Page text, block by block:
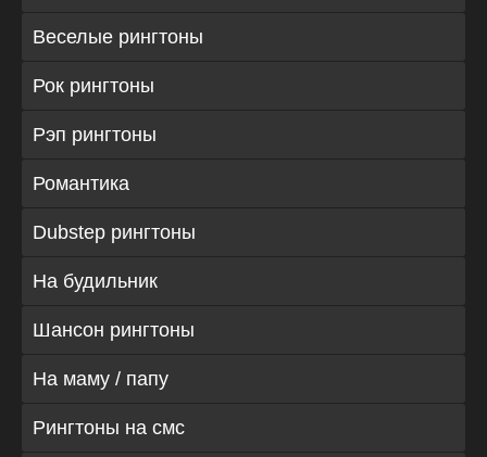
Веселые рингтоны
Рок рингтоны
Рэп рингтоны
Романтика
Dubstep рингтоны
На будильник
Шансон рингтоны
На маму / папу
Рингтоны на смс